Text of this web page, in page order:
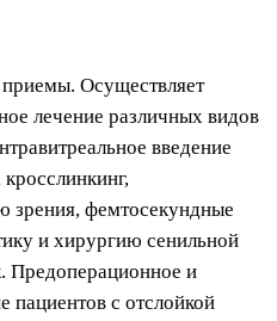
Осуществляет
лечение различных видов
введение
зрения, фемтосекундные
и хирургию сенильной
Предоперационное и
пациентов с отслойкой